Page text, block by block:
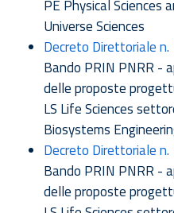
PE Physical Sciences
Universe Sciences
Decreto Direttoriale
Bando PRIN PNRR -
delle proposte
LS Life Sciences
Biosystems
Decreto Direttoriale
Bando PRIN PNRR -
delle proposte